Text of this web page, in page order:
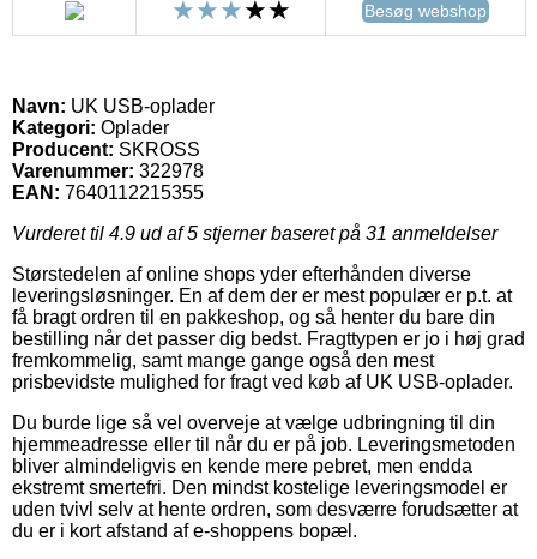
Besøg webshop
Navn: UK USB-oplader
Kategori: Oplader
Producent: SKROSS
Varenummer: 322978
EAN: 7640112215355
Vurderet til 4.9 ud af 5 stjerner baseret på 31 anmeldelser
Størstedelen af online shops yder efterhånden diverse
leveringsløsninger. En af dem der er mest populær er p.t. at
få bragt ordren til en pakkeshop, og så henter du bare din
bestilling når det passer dig bedst. Fragttypen er jo i høj grad
fremkommelig, samt mange gange også den mest
prisbevidste mulighed for fragt ved køb af UK USB-oplader.
Du burde lige så vel overveje at vælge udbringning til din
hjemmeadresse eller til når du er på job. Leveringsmetoden
bliver almindeligvis en kende mere pebret, men endda
ekstremt smertefri. Den mindst kostelige leveringsmodel er
uden tvivl selv at hente ordren, som desværre forudsætter at
du er i kort afstand af e-shoppens bopæl.